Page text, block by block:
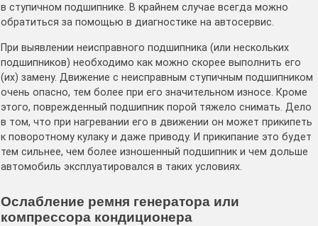
в ступичном подшипнике. В крайнем случае всегда можно
обратиться за помощью в диагностике на автосервис.
При выявлении неисправного подшипника (или нескольких
подшипников) необходимо как можно скорее выполнить его
(их) замену. Движение с неисправным ступичным подшипником
очень опасно, тем более при его значительном износе. Кроме
этого, поврежденный подшипник порой тяжело снимать. Дело
в том, что при нагревании его в движении он может прикипеть
к поворотному кулаку и даже приводу. И прикипание это будет
тем сильнее, чем более изношенный подшипник и чем дольше
автомобиль эксплуатировался в таких условиях.
Ослабление ремня генератора или
компрессора кондиционера